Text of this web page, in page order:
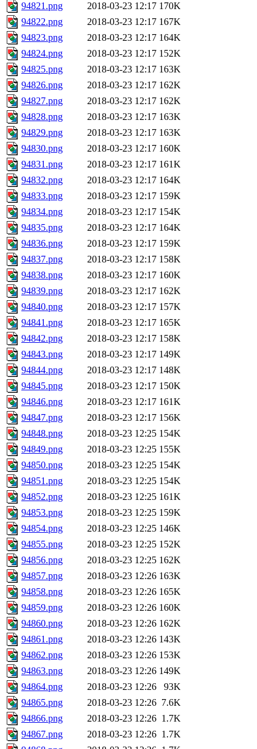
94821.png
2018-03-23 12:17 170K
94822.png
2018-03-23 12:17 167K
94823.png
2018-03-23 12:17 164K
94824.png
2018-03-23 12:17 152K
94825.png
2018-03-23 12:17 163K
94826.png
2018-03-23 12:17 162K
94827.png
2018-03-23 12:17 162K
94828.png
2018-03-23 12:17 163K
94829.png
2018-03-23 12:17 163K
94830.png
2018-03-23 12:17 160K
94831.png
2018-03-23 12:17 161K
94832.png
2018-03-23 12:17 164K
94833.png
2018-03-23 12:17 159K
94834.png
2018-03-23 12:17 154K
94835.png
2018-03-23 12:17 164K
94836.png
2018-03-23 12:17 159K
94837.png
2018-03-23 12:17 158K
94838.png
2018-03-23 12:17 160K
94839.png
2018-03-23 12:17 162K
94840.png
2018-03-23 12:17 157K
94841.png
2018-03-23 12:17 165K
94842.png
2018-03-23 12:17 158K
94843.png
2018-03-23 12:17 149K
94844.png
2018-03-23 12:17 148K
94845.png
2018-03-23 12:17 150K
94846.png
2018-03-23 12:17 161K
94847.png
2018-03-23 12:17 156K
94848.png
2018-03-23 12:25 154K
94849.png
2018-03-23 12:25 155K
94850.png
2018-03-23 12:25 154K
94851.png
2018-03-23 12:25 154K
94852.png
2018-03-23 12:25 161K
94853.png
2018-03-23 12:25 159K
94854.png
2018-03-23 12:25 146K
94855.png
2018-03-23 12:25 152K
94856.png
2018-03-23 12:25 162K
94857.png
2018-03-23 12:26 163K
94858.png
2018-03-23 12:26 165K
94859.png
2018-03-23 12:26 160K
94860.png
2018-03-23 12:26 162K
94861.png
2018-03-23 12:26 143K
94862.png
2018-03-23 12:26 153K
94863.png
2018-03-23 12:26 149K
94864.png
2018-03-23 12:26
93K
94865.png
2018-03-23 12:26 7.6K
94866.png
2018-03-23 12:26 1.7K
94867.png
2018-03-23 12:26 1.7K